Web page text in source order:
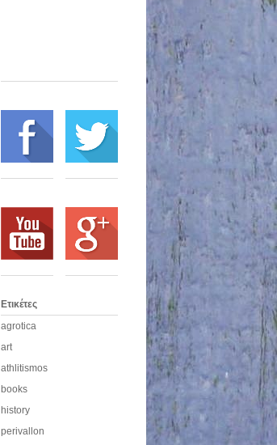
Ετικέτες
agrotica
art
athlitismos
books
history
perivallon